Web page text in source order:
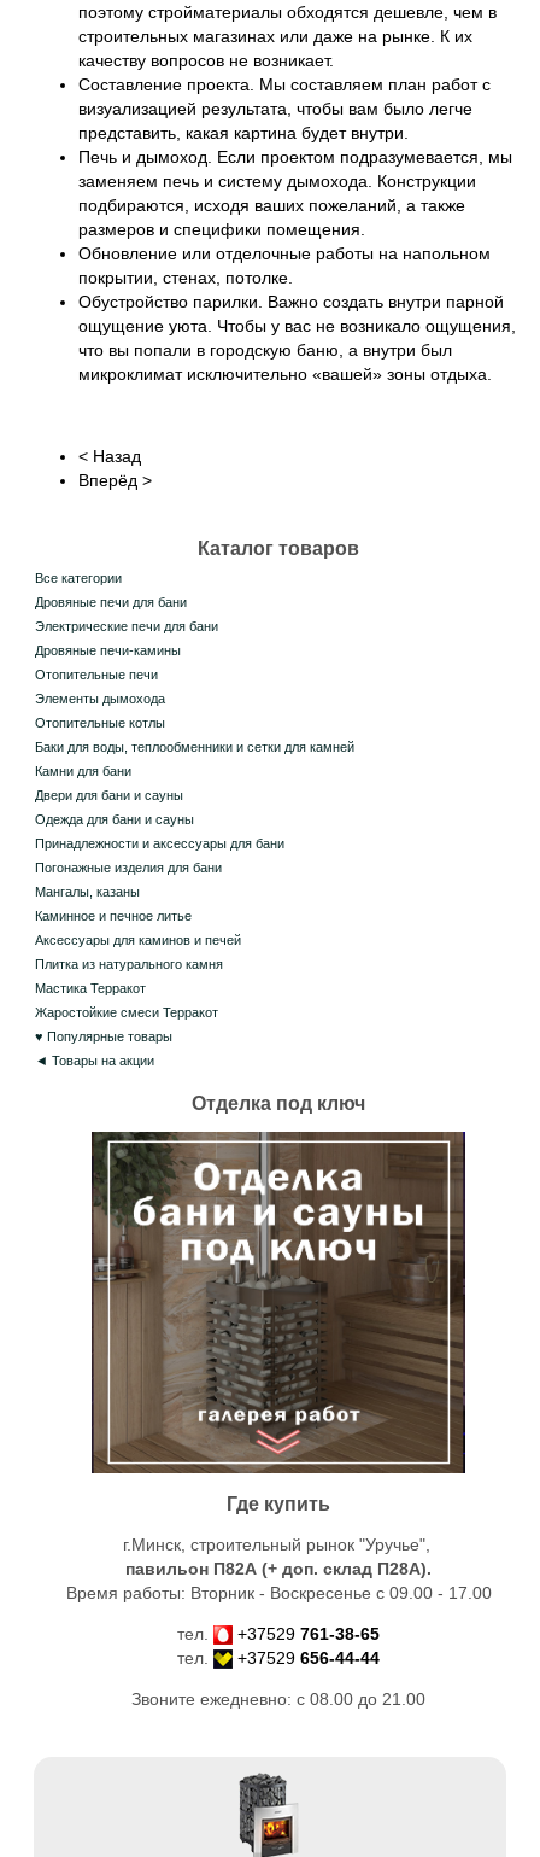
Каталог товаров
Все категории
Дровяные печи для бани
Электрические печи для бани
Дровяные печи-камины
Отопительные печи
Элементы дымохода
Отопительные котлы
Баки для воды, теплообменники и сетки для камней
Камни для бани
Двери для бани и сауны
Одежда для бани и сауны
Принадлежности и аксессуары для бани
Погонажные изделия для бани
Мангалы, казаны
Каминное и печное литье
Аксессуары для каминов и печей
Плитка из натурального камня
Мастика Терракот
Жаростойкие смеси Терракот
♥ Популярные товары
◄ Товары на акции
Отделка под ключ
Где купить
г.Минск, строительный рынок "Уручье",
павильон П82А (+ доп. склад П28А).
Время работы: Вторник - Воскресенье с 09.00 - 17.00
тел. +37529 761-38-65
тел.
+37529 656-44-44
Звоните ежедневно: с 08.00 до 21.00
поэтому стройматериалы обходятся дешевле, чем в
строительных магазинах или даже на рынке. К их
качеству вопросов не возникает.
Составление проекта. Мы составляем план работ с
визуализацией результата, чтобы вам было легче
представить, какая картина будет внутри.
Печь и дымоход . Если проектом подразумевается, мы
заменяем печь и систему дымохода. Конструкции
подбираются, исходя ваших пожеланий, а также
размеров и специфики помещения.
Обновление или отделочные работы на напольном
покрытии, стенах, потолке.
Обустройство парилки . Важно создать внутри парной
ощущение уюта. Чтобы у вас не возникало ощущения,
что вы попали в городскую баню, а внутри был
микроклимат исключительно «вашей» зоны отдыха.
< Назад
Вперёд >